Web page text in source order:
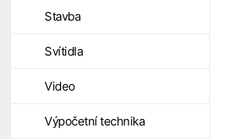
Stavba
Svítidla
Video
Výpočetní technika